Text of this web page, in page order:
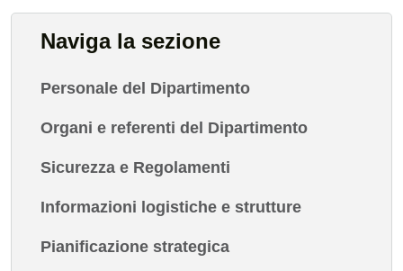
Naviga la sezione
Personale del Dipartimento
Organi e referenti del Dipartimento
Sicurezza e Regolamenti
Informazioni logistiche e strutture
Pianificazione strategica